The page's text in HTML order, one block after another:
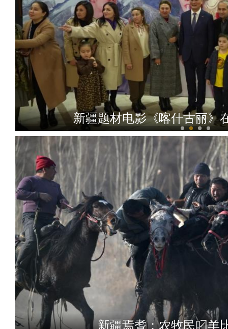
新疆题材电影《喀什古丽》
【新疆故事】台来提·乌布
新疆焉耆：农牧民叼羊